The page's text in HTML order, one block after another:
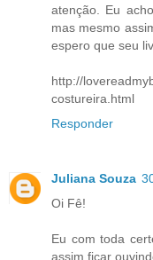
atenção. Eu
mas mesmo
espero que seu
http://
costureira.html
Responder
Juliana Souza
Oi Fê!
Eu com toda
assim ficar